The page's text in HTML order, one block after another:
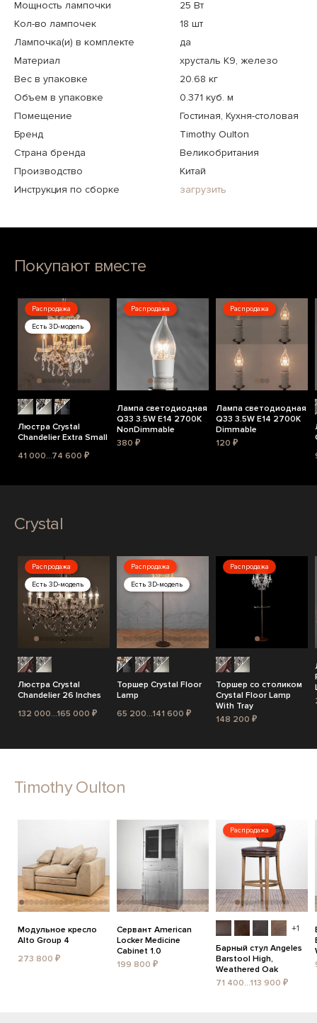
Мощность лампочки
25 Вт
Кол-во лампочек
18 шт
Лампочка(и) в комплекте
да
Материал
хрусталь К9, железо
Вес в упаковке
20.68 кг
Объем в упаковке
0.371 куб. м
Помещение
Гостиная, Кухня-столовая
Бренд
Timothy Oulton
Страна бренда
Великобритания
Производство
Китай
Инструкция по сборке
загрузить
Покупают вместе
Распродажа
Есть 3D-модель
Люстра Crystal
Chandelier Extra Small
41 000...74 600 ₽
Распродажа
Лампа светодиодная
Q33 3.5W E14 2700K
NonDimmable
380 ₽
Распродажа
Лампа светодиодная
Q33 3.5W E14 2700K
Dimmable
120 ₽
Crystal
Распродажа
Есть 3D-модель
Люстра Crystal
Chandelier 26 Inches
132 000...165 000 ₽
Распродажа
Есть 3D-модель
Торшер Crystal Floor
Lamp
65 200...141 600 ₽
Распродажа
Торшер со столиком
Crystal Floor Lamp
With Tray
148 200 ₽
Timothy Oulton
Модульное кресло
Alto Group 4
273 800 ₽
Сервант American
Locker Medicine
Cabinet 1.0
199 800 ₽
Распродажа
+1
Барный стул Angeles
Barstool High,
Weathered Oak
71 400...113 900 ₽